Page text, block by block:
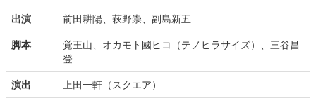
出演 前田耕陽、萩野崇、副島新五
脚本
覚王山、オカモト國ヒコ（テノヒラサイズ）、三谷昌
登
演出 上田一軒（スクエア）